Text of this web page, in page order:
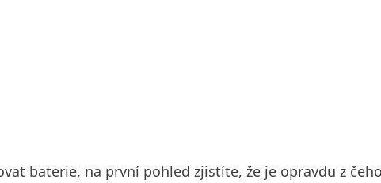
baterie, na první pohled zjistíte, že je opravdu z